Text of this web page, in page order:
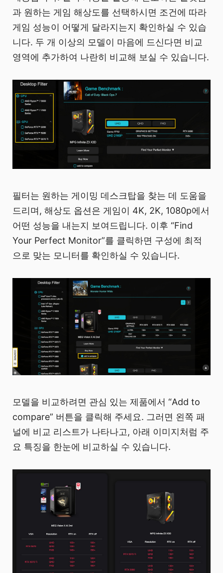
과 원하는 게임 해상도를 선택하시면 조건에 따라
게임 성능이 어떻게 달라지는지 확인하실 수 있습
니다. 두 개 이상의 모델이 마음에 드신다면 비교
영역에 추가하여 나란히 비교해 보실 수 있습니다.
필터는 원하는 게이밍 데스크탑을 찾는 데 도움을
드리며, 해상도 옵션은 게임이 4K, 2K, 1080p에서
어떤 성능을 내는지 보여드립니다. 이후 “Find
Your Perfect Monitor”를 클릭하면 구성에 최적
으로 맞는 모니터를 확인하실 수 있습니다.
모델을 비교하려면 관심 있는 제품에서 “Add to
compare” 버튼을 클릭해 주세요. 그러면 왼쪽 패
널에 비교 리스트가 나타나고, 아래 이미지처럼 주
요 특징을 한눈에 비교하실 수 있습니다.